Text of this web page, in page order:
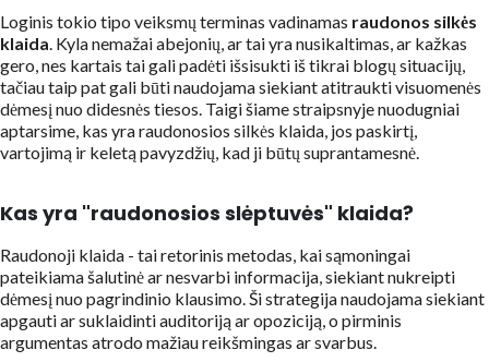
Loginis tokio tipo veiksmų terminas vadinamas raudonos silkės
klaida. Kyla nemažai abejonių, ar tai yra nusikaltimas, ar kažkas
gero, nes kartais tai gali padėti išsisukti iš tikrai blogų situacijų,
tačiau taip pat gali būti naudojama siekiant atitraukti visuomenės
dėmesį nuo didesnės tiesos. Taigi šiame straipsnyje nuodugniai
aptarsime, kas yra raudonosios silkės klaida, jos paskirtį,
vartojimą ir keletą pavyzdžių, kad ji būtų suprantamesnė.
Kas yra "raudonosios slėptuvės" klaida?
Raudonoji klaida - tai retorinis metodas, kai sąmoningai
pateikiama šalutinė ar nesvarbi informacija, siekiant nukreipti
dėmesį nuo pagrindinio klausimo. Ši strategija naudojama siekiant
apgauti ar suklaidinti auditoriją ar opoziciją, o pirminis
argumentas atrodo mažiau reikšmingas ar svarbus.